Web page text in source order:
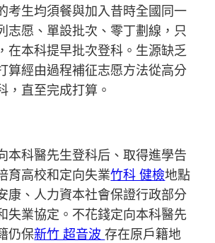
考生均須餐與加入昔時全國同一
志愿、單設批次、零丁劃線，只
在本科提早批次登科。生源缺乏
算經由過程補征志愿方法從高分
，直至完成打算。
科醫先生登科后、取得進學告
育高校和定向失業竹科 健檢地點
康、人力資本社會保證行政部分
失業協定。不花錢定向本科醫先
仍保新竹 超音波存在原戶籍地